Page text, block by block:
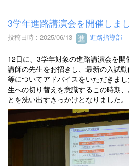
3学年進路講演会を開催しま
投稿日時 : 2025/06/13 進路指導部
12日に、3学年対象の進路講演会を
講師の先生をお招きし、最新の入試
等についてアドバイスをいただきま
生への切り替えを意識するこの時期
とを洗い出すきっかけとなりました。